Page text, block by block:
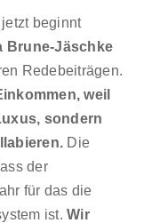
beginnt
Brune-Jäschke
Redebeiträgen.
weil
sondern
Die
der
für das die
ist.Wir